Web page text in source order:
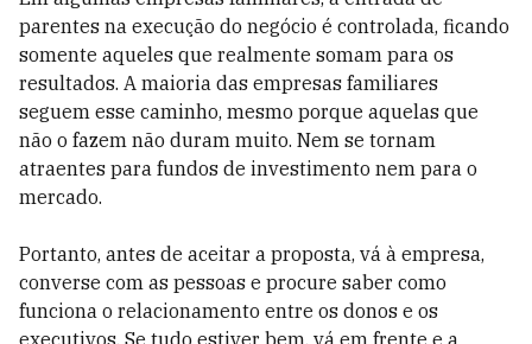
parentes na execução do negócio é controlada, ficando
somente aqueles que realmente somam para os
resultados. A maioria das empresas familiares
seguem esse caminho, mesmo porque aquelas que
não o fazem não duram muito. Nem se tornam
atraentes para fundos de investimento nem para o
mercado.
Portanto, antes de aceitar a proposta, vá à empresa,
converse com as pessoas e procure saber como
funciona o relacionamento entre os donos e os
executivos. Se tudo estiver bem, vá em frente e a